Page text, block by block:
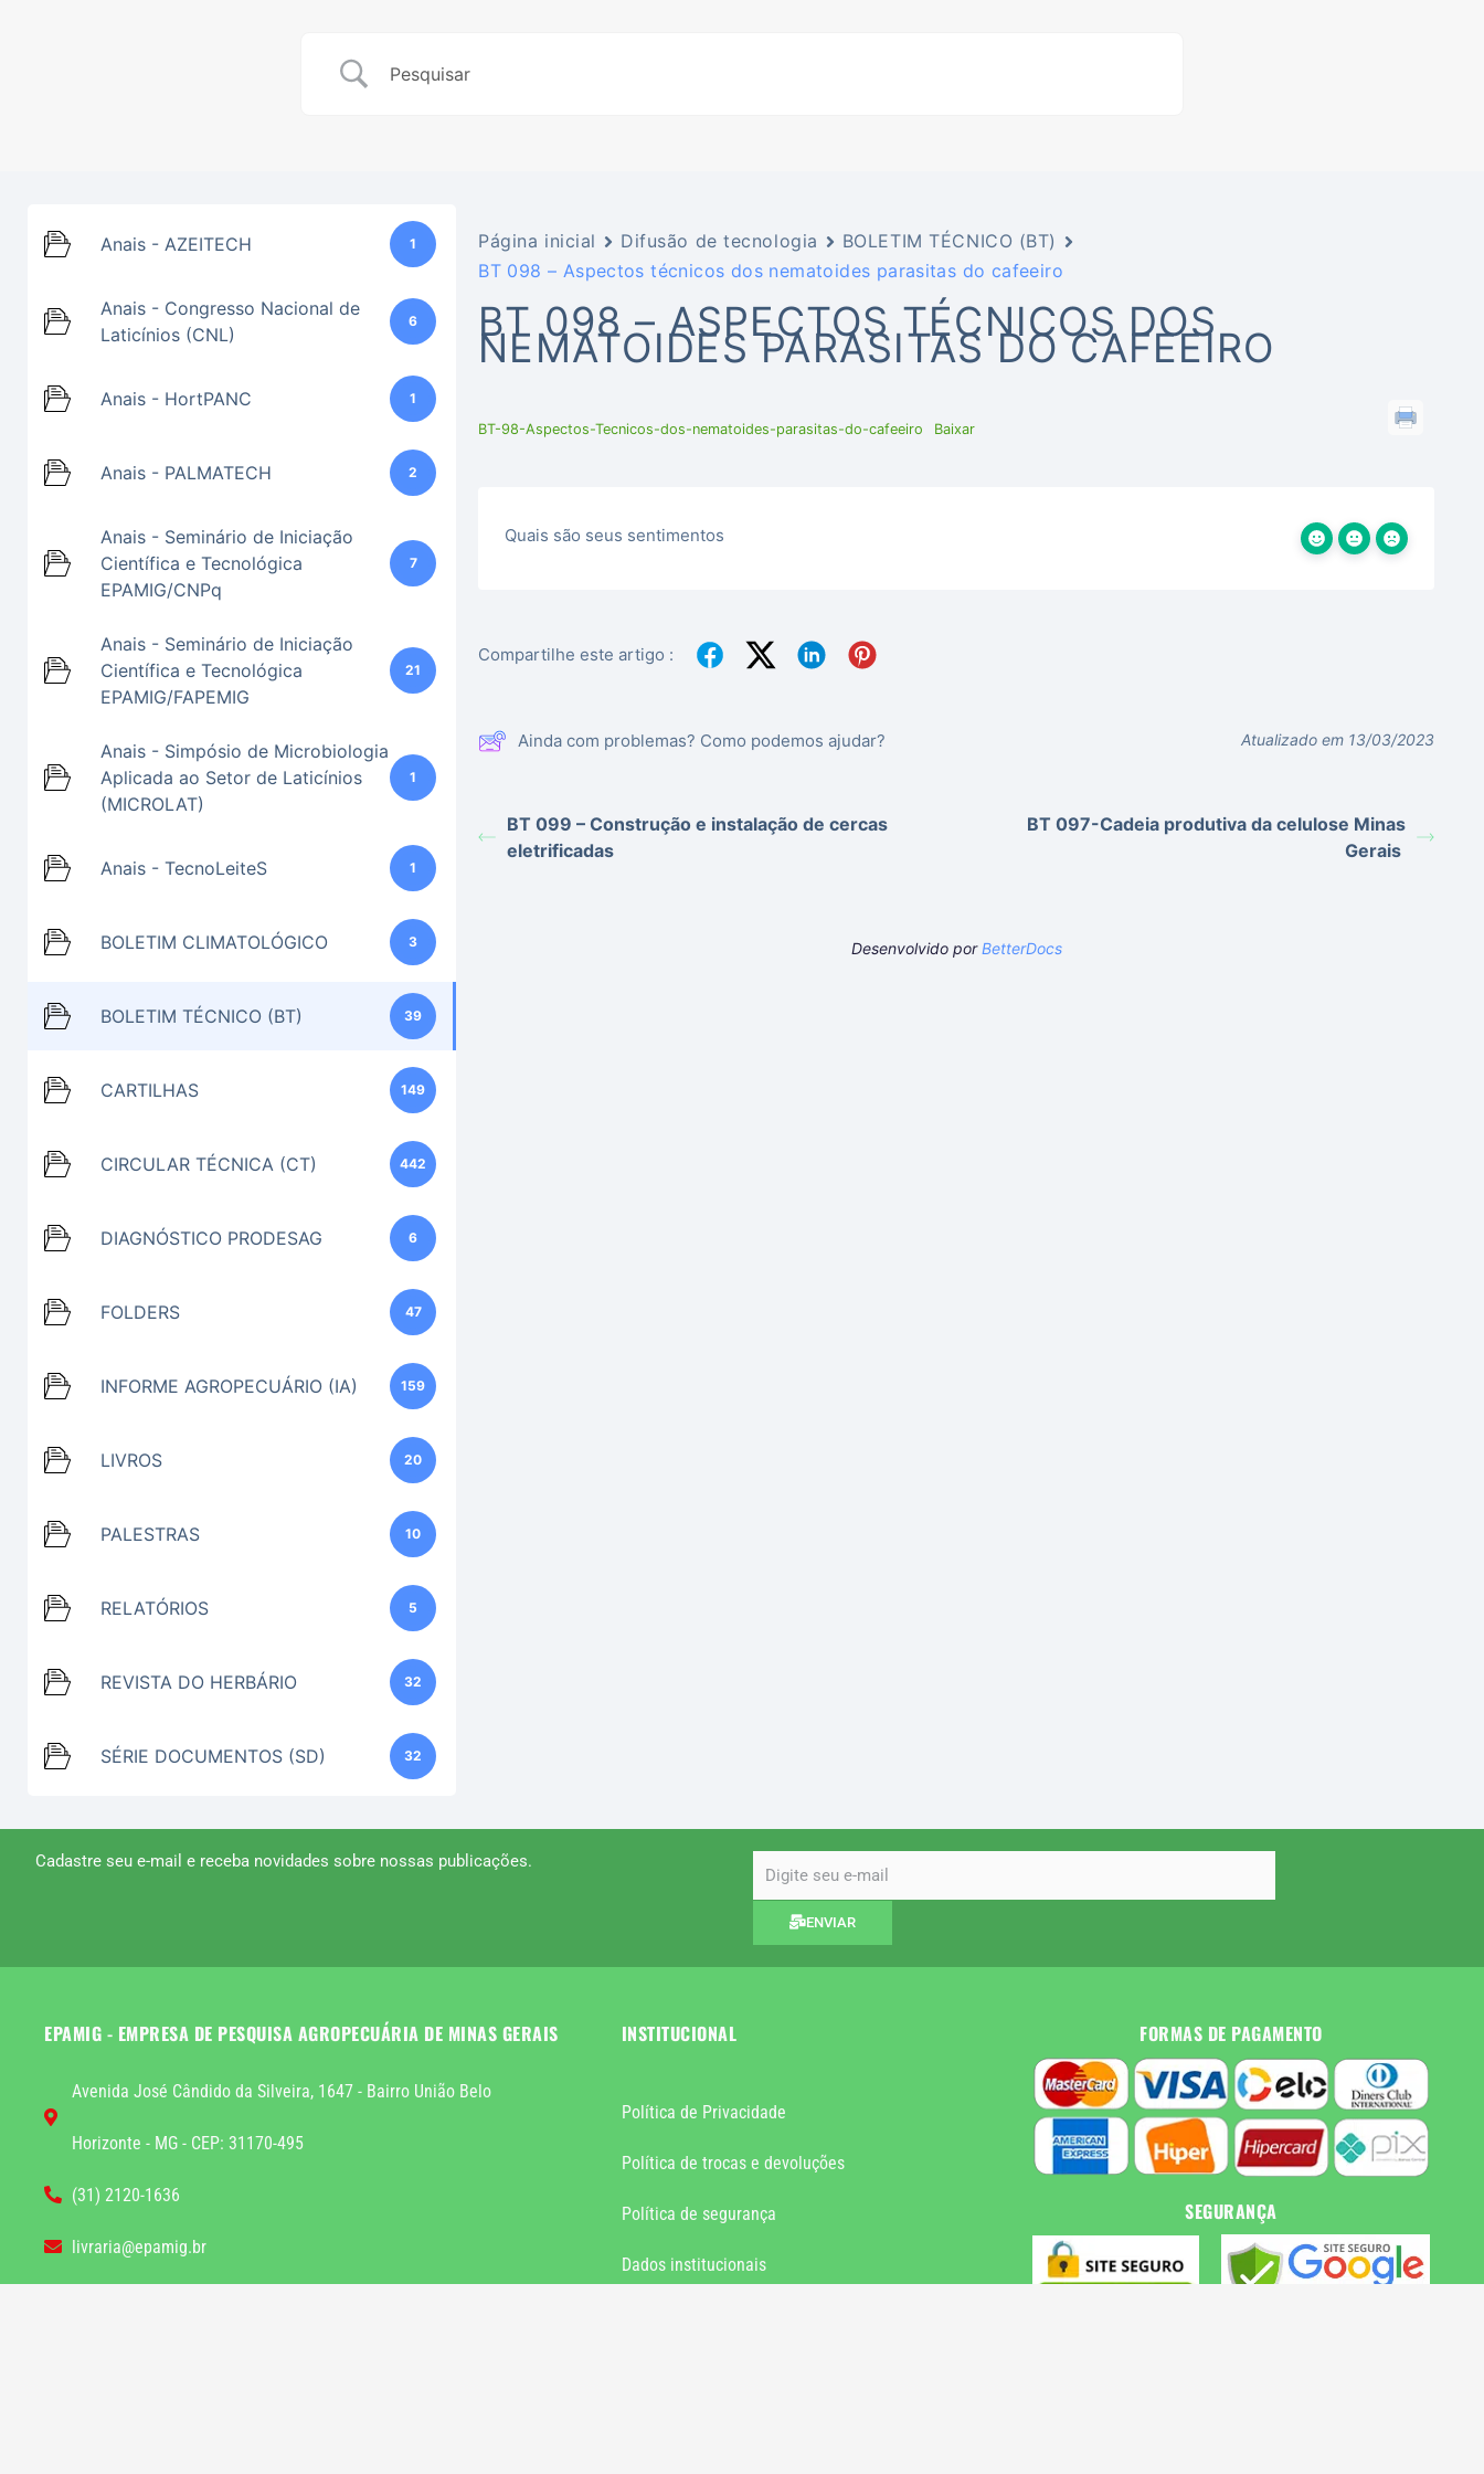
Anais - AZEITECH 1
Anais - Congresso Nacional de
Laticínios (CNL)
6
Anais - HortPANC 1
Anais - PALMATECH 2
Anais - Seminário de Iniciação
Científica e Tecnológica
EPAMIG/CNPq
7
Anais - Seminário de Iniciação
Científica e Tecnológica
EPAMIG/FAPEMIG
21
Anais - Simpósio de Microbiologia
Aplicada ao Setor de Laticínios
(MICROLAT)
1
Anais - TecnoLeiteS 1
BOLETIM CLIMATOLÓGICO 3
BOLETIM TÉCNICO (BT) 39
CARTILHAS 149
CIRCULAR TÉCNICA (CT) 442
DIAGNÓSTICO PRODESAG 6
FOLDERS 47
INFORME AGROPECUÁRIO (IA) 159
LIVROS 20
PALESTRAS 10
RELATÓRIOS 5
REVISTA DO HERBÁRIO 32
SÉRIE DOCUMENTOS (SD) 32
Página inicial Difusão de tecnologia
BOLETIM TÉCNICO (BT)
BT 098 – Aspectos técnicos dos nematoides parasitas do cafeeiro
BT 098 – ASPECTOS TÉCNICOS DOS
NEMATOIDES PARASITAS DO CAFEEIRO
BT-98-Aspectos-Tecnicos-dos-nematoides-parasitas-do-cafeeiro Baixar
Quais são seus sentimentos
Compartilhe este artigo :
Ainda com problemas? Como podemos ajudar? Atualizado em 13/03/2023
BT 099 – Construção e instalação de cercas
eletrificadas
BT 097-Cadeia produtiva da celulose Minas
Gerais
Desenvolvido porBetterDocs
Cadastre seu e-mail e receba novidades sobre nossas publicações.
ENVIAR
EPAMIG - EMPRESA DE PESQUISA AGROPECUÁRIA DE MINAS GERAIS
Avenida José Cândido da Silveira, 1647 - Bairro União Belo
Horizonte - MG - CEP: 31170-495
(31) 2120-1636
livraria@epamig.br
INSTITUCIONAL
Política de Privacidade
Política de trocas e devoluções
Política de segurança
Dados institucionais
FORMAS DE PAGAMENTO
SEGURANÇA